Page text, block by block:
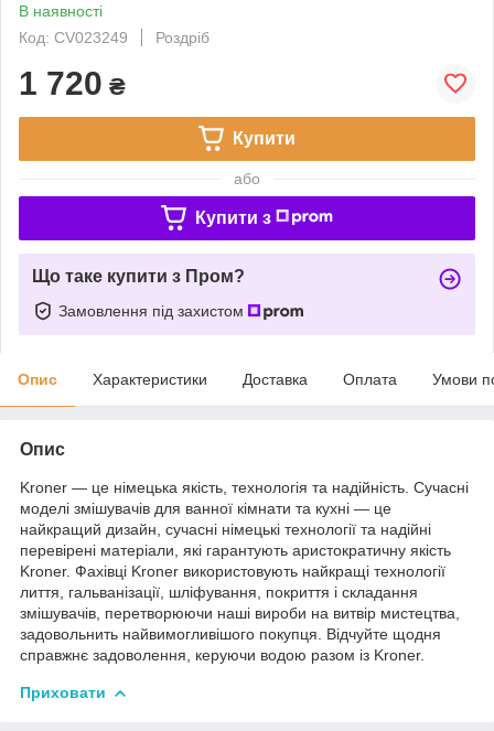
В наявності
Код: CV023249
Роздріб
1 720 ₴
Купити
або
Купити з
Що таке купити з Пром?
Замовлення під захистом
Опис Характеристики Доставка Оплата Умови
Опис
Kroner — це німецька якість, технологія та надійність. Сучасні
моделі змішувачів для ванної кімнати та кухні — це
найкращий дизайн, сучасні німецькі технології та надійні
перевірені матеріали, які гарантують аристократичну якість
Kroner. Фахівці Kroner використовують найкращі технології
лиття, гальванізації, шліфування, покриття і складання
змішувачів, перетворюючи наші вироби на витвір мистецтва,
задовольнить найвимогливішого покупця. Відчуйте щодня
справжнє задоволення, керуючи водою разом із Kroner.
Приховати